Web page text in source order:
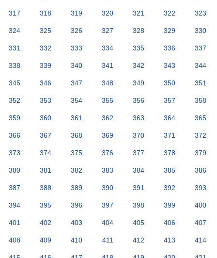
317 318 319 320 321 322 323
324 325 326 327 328 329 330
331 332 333 334 335 336 337
338 339 340 341 342 343 344
345 346 347 348 349 350 351
352 353 354 355 356 357 358
359 360 361 362 363 364 365
366 367 368 369 370 371 372
373 374 375 376 377 378 379
380 381 382 383 384 385 386
387 388 389 390 391 392 393
394 395 396 397 398 399 400
401 402 403 404 405 406 407
408 409 410 411 412 413 414